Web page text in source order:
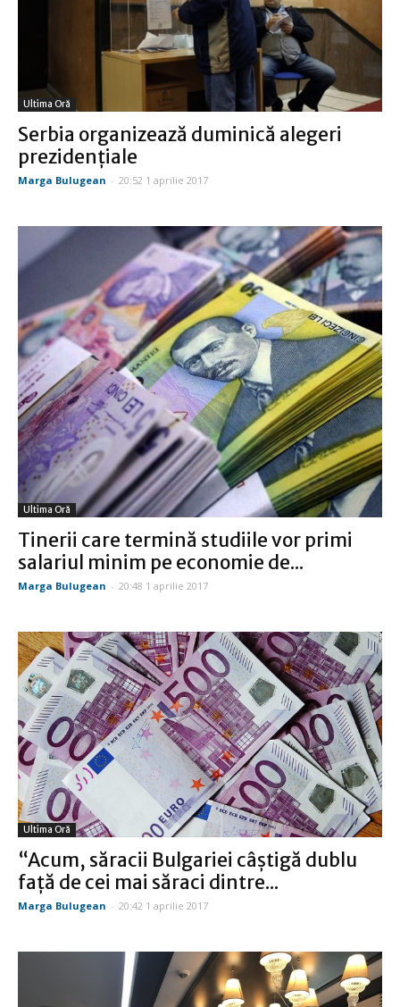
Ultima Oră
Serbia organizează duminică alegeri
prezidenţiale
Marga Bulugean - 20:52 1 aprilie 2017
Ultima Oră
Tinerii care termină studiile vor primi
salariul minim pe economie de...
Marga Bulugean - 20:48 1 aprilie 2017
Ultima Oră
“Acum, săracii Bulgariei câştigă dublu
faţă de cei mai săraci dintre...
Marga Bulugean - 20:42 1 aprilie 2017